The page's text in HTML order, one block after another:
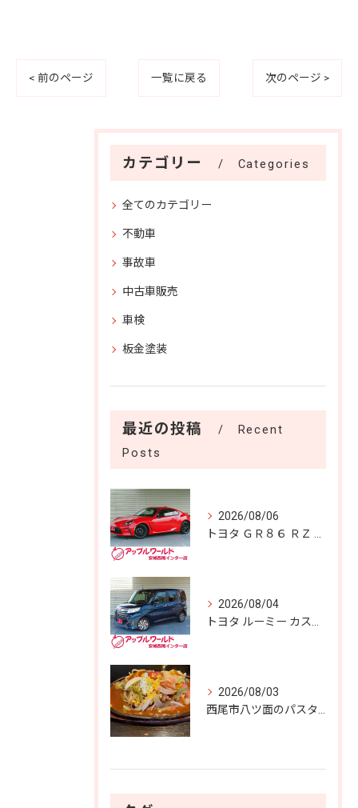
< 前のページ 一覧に戻る 次のページ >
カテゴリー Categories
全てのカテゴリー
不動車
事故車
中古車販売
車検
板金塗装
最近の投稿
Recent
Posts
2026/08/06
トヨタ ＧＲ８６ ＲＺ 入庫しました！！
2026/08/04
トヨタ ルーミー カスタムＧ Ｓ 入庫しました！！
2026/08/03
西尾市八ツ面のパスタあん庵🍝